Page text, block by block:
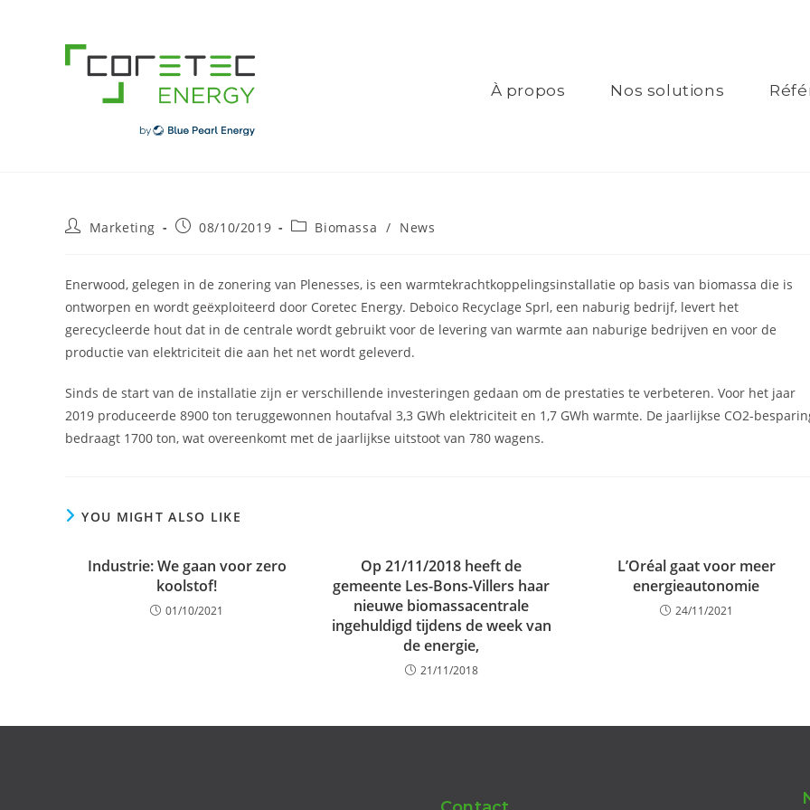
À propos Nos solutions
PostMarketing
Post08/10/2019
PostBiomassa / News
Enerwood, gelegen in de zonering van Plenesses, is een warmtekrachtkoppelingsinstallatie op basis van biomassa die is
ontworpen en wordt geëxploiteerd door Coretec Energy. Deboico Recyclage Sprl, een naburig bedrijf, levert het
gerecycleerde hout dat in de centrale wordt gebruikt voor de levering van warmte aan naburige bedrijven en voor de
productie van elektriciteit die aan het net wordt geleverd.
Sinds de start van de installatie zijn er verschillende investeringen gedaan om de prestaties te verbeteren. Voor het jaar
2019 produceerde 8900 ton teruggewonnen houtafval 3,3 GWh elektriciteit en 1,7 GWh warmte. De jaarlijkse CO2-
bedraagt 1700 ton, wat overeenkomt met de jaarlijkse uitstoot van 780 wagens.
YOU MIGHT ALSO LIKE
Industrie: We gaan voor zero
koolstof!
01/10/2021
Op 21/11/2018 heeft de
gemeente Les-Bons-Villers haar
nieuwe biomassacentrale
ingehuldigd tijdens de week van
de energie,
21/11/2018
L’Oréal gaat voor meer
energieautonomie
24/11/2021